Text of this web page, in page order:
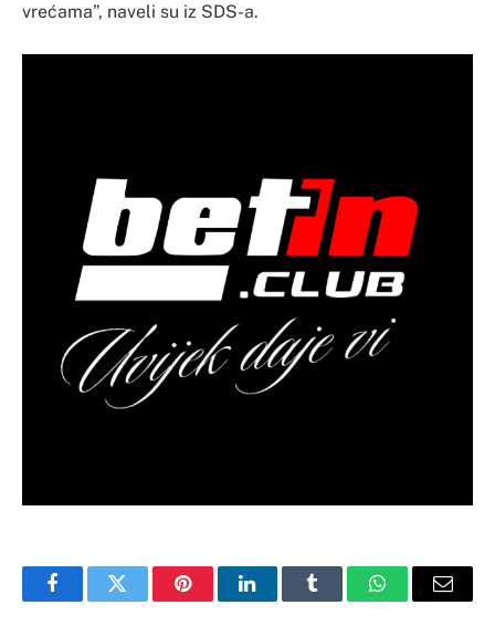
vrećama”, naveli su iz SDS-a.
FacebookTwitter PinterestLinkedInTumblr WhatsAppEmail